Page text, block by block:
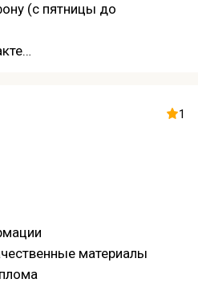
(с пятницы до
1
материалы